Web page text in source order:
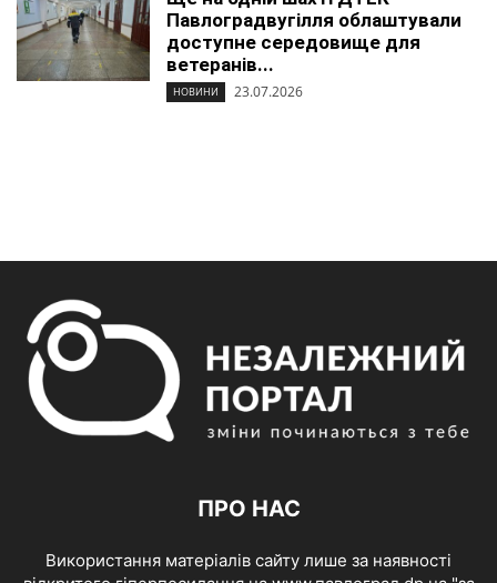
Павлоградвугілля облаштували
доступне середовище для
ветеранів...
НОВИНИ 23.07.2026
ПРО НАС
Використання матеріалів сайту лише за наявності